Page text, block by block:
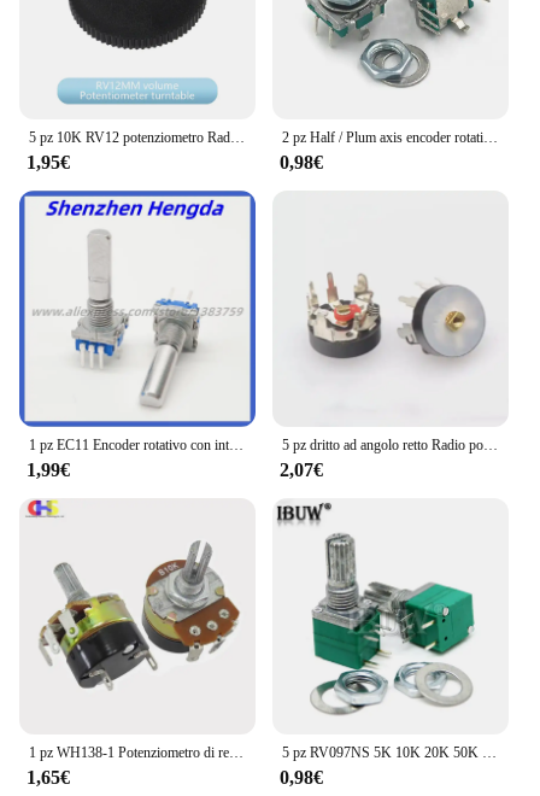
1,95€
2 pz Half / Plum axis encoder rotativo, lunghezza maniglia 15mm / 20mm codice interruttore/EC11/potenziometro digitale con interruttore 5pin
0,98€
1,99€
5 pz dritto ad angolo retto Radio potenziometro RV12MM B10K B103 B50K B503 amplificatore di potenza potenziometro Volume con interruttore 12mm
2,07€
1,65€ 0,98€